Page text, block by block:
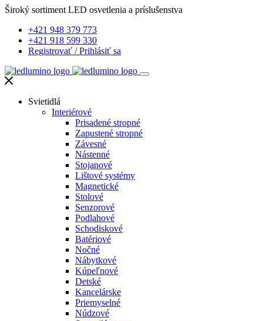
Široký sortiment LED osvetlenia a príslušenstva
+421 948 379 773
+421 918 599 330
Registrovať /Prihlásiť sa
Svietidlá
Interiérové
Prisadené stropné
Zapustené stropné
Závesné
Nástenné
Stojanové
Lištové systémy
Magnetické
Stolové
Senzorové
Podlahové
Schodiskové
Batériové
Nočné
Nábytkové
Kúpeľnové
Detské
Kancelárske
Priemyselné
Núdzové